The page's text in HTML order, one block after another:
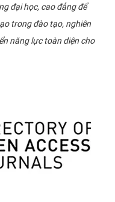
đại học, cao đẳng để
trong đào tạo, nghiên
năng lực toàn diện cho